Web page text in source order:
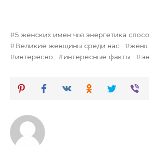
5 женских имен чья энергетика
Великие женщины среди нас
интересно
интересные факты